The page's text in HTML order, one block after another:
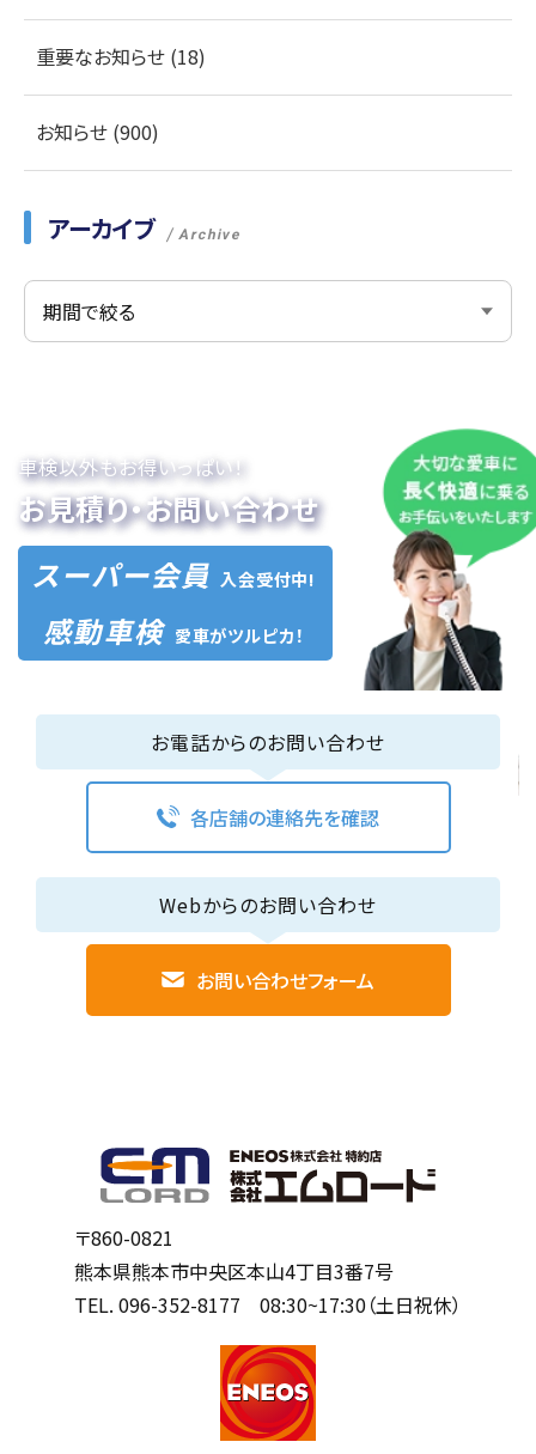
重要なお知らせ (18)
お知らせ (900)
アーカイブ Archive
車検以外もお得いっぱい！
お見積り・お問い合わせ
スーパー会員 入会受付中!
感動車検 愛車がツルピカ！
お電話からのお問い合わせ
各店舗の連絡先を確認
Webからのお問い合わせ
お問い合わせフォーム
〒860-0821
熊本県熊本市中央区本山4丁目3番7号
TEL. 096-352-8177 08:30~17:30（土日祝休）